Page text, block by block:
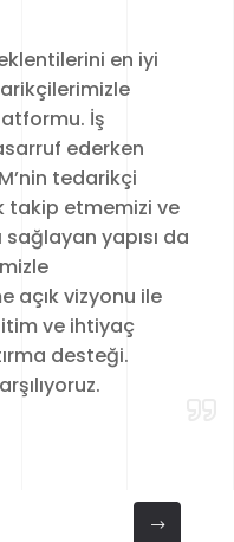
en iyi
İş
ederken
tedarikçi
takip etmemizi ve
sağlayan yapısı da
açık vizyonu ile
ve ihtiyaç
desteği.